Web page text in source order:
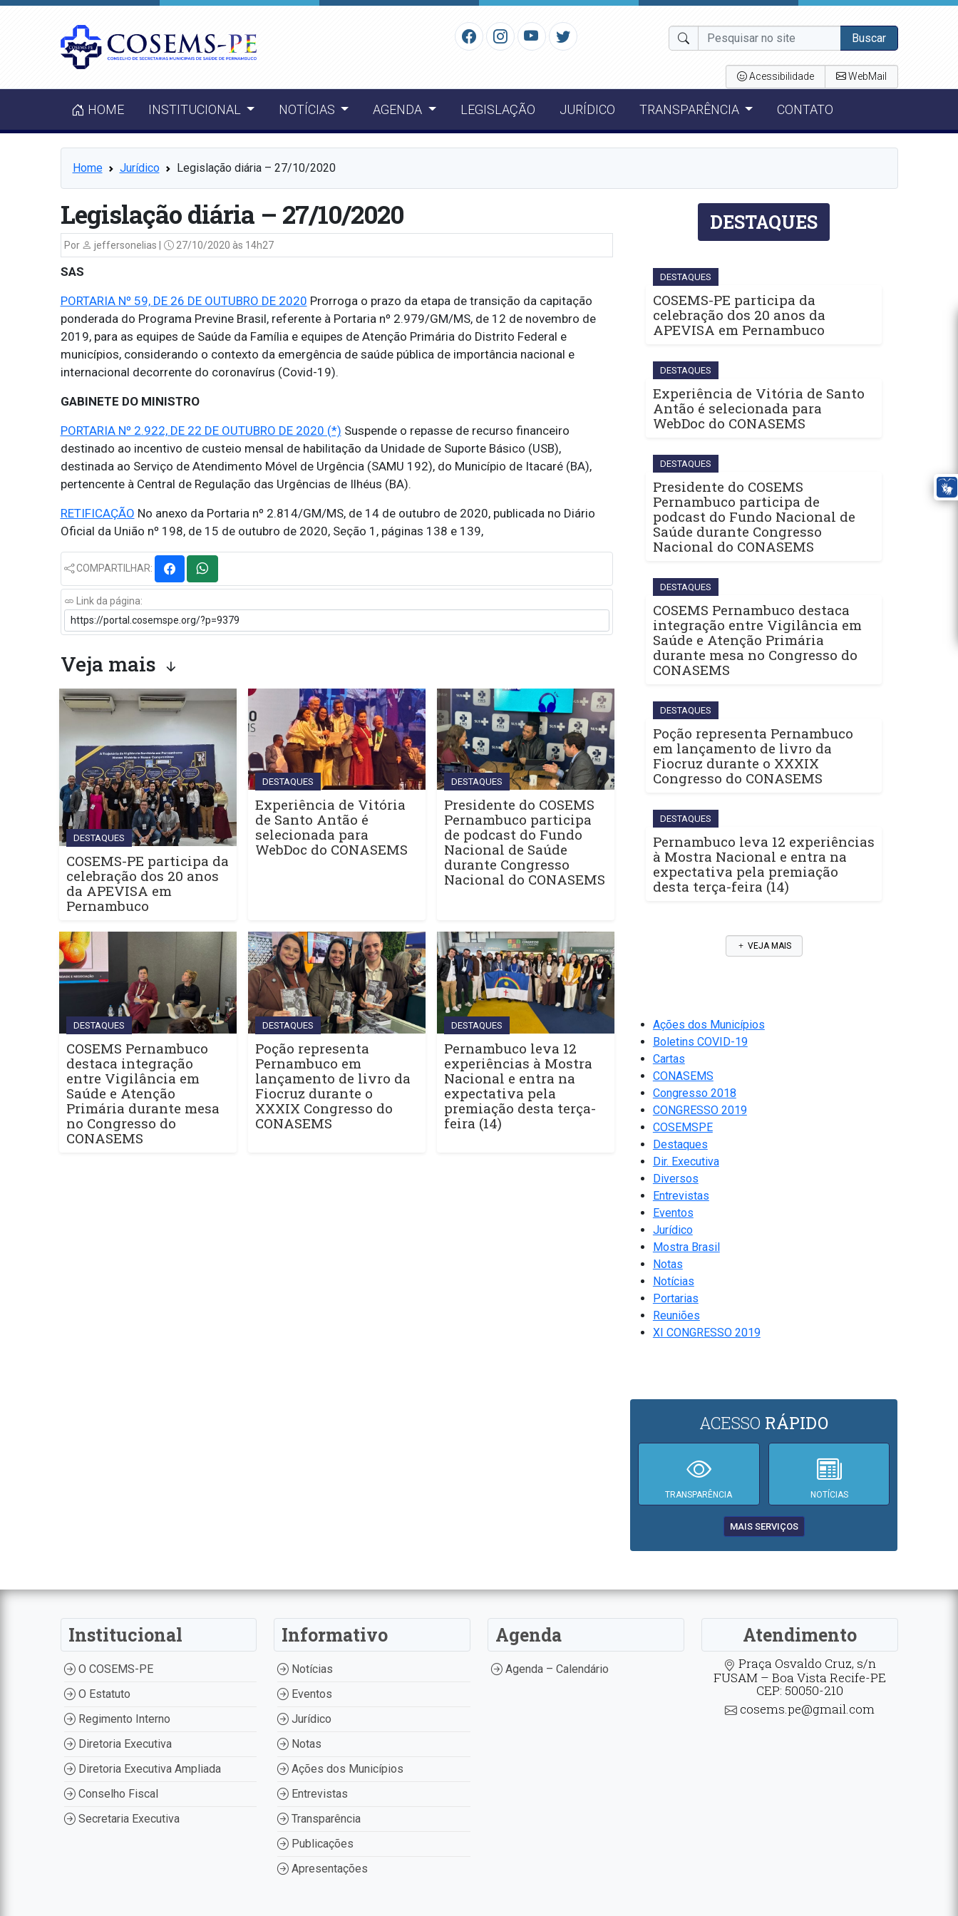
Buscar
Acessibilidade WebMail
HOME INSTITUCIONAL NOTÍCIAS AGENDA LEGISLAÇÃO JURÍDICO TRANSPARÊNCIA CONTATO
Home Jurídico Legislação diária – 27/10/2020
Legislação diária – 27/10/2020
Por jeffersonelias | 27/10/2020 às 14h27
SAS
PORTARIA Nº 59, DE 26 DE OUTUBRO DE 2020 Prorroga o prazo da etapa de transição da capitação
ponderada do Programa Previne Brasil, referente à Portaria nº 2.979/GM/MS, de 12 de novembro de
2019, para as equipes de Saúde da Família e equipes de Atenção Primária do Distrito Federal e
municípios, considerando o contexto da emergência de saúde pública de importância nacional e
internacional decorrente do coronavírus (Covid-19).
GABINETE DO MINISTRO
PORTARIA Nº 2.922, DE 22 DE OUTUBRO DE 2020 (*) Suspende o repasse de recurso financeiro
destinado ao incentivo de custeio mensal de habilitação da Unidade de Suporte Básico (USB),
destinada ao Serviço de Atendimento Móvel de Urgência (SAMU 192), do Município de Itacaré (BA),
pertencente à Central de Regulação das Urgências de Ilhéus (BA).
RETIFICAÇÃO No anexo da Portaria nº 2.814/GM/MS, de 14 de outubro de 2020, publicada no Diário
Oficial da União nº 198, de 15 de outubro de 2020, Seção 1, páginas 138 e 139,
COMPARTILHAR:
Link da página:
Veja mais
DESTAQUES
COSEMS-PE participa da
celebração dos 20 anos
da APEVISA em
Pernambuco
DESTAQUES
Experiência de Vitória
de Santo Antão é
selecionada para
WebDoc do CONASEMS
DESTAQUES
Presidente do COSEMS
Pernambuco participa
de podcast do Fundo
Nacional de Saúde
durante Congresso
Nacional do CONASEMS
DESTAQUES
COSEMS Pernambuco
destaca integração
entre Vigilância em
Saúde e Atenção
Primária durante mesa
no Congresso do
CONASEMS
DESTAQUES
Poção representa
Pernambuco em
lançamento de livro da
Fiocruz durante o
XXXIX Congresso do
CONASEMS
DESTAQUES
Pernambuco leva 12
experiências à Mostra
Nacional e entra na
expectativa pela
premiação desta terça-
feira (14)
DESTAQUES
DESTAQUES
COSEMS-PE participa da
celebração dos 20 anos da
APEVISA em Pernambuco
DESTAQUES
Experiência de Vitória de Santo
Antão é selecionada para
WebDoc do CONASEMS
DESTAQUES
Presidente do COSEMS
Pernambuco participa de
podcast do Fundo Nacional de
Saúde durante Congresso
Nacional do CONASEMS
DESTAQUES
COSEMS Pernambuco destaca
integração entre Vigilância em
Saúde e Atenção Primária
durante mesa no Congresso do
CONASEMS
DESTAQUES
Poção representa Pernambuco
em lançamento de livro da
Fiocruz durante o XXXIX
Congresso do CONASEMS
DESTAQUES
Pernambuco leva 12 experiências
à Mostra Nacional e entra na
expectativa pela premiação
desta terça-feira (14)
VEJA MAIS
Ações dos Municípios
Boletins COVID-19
Cartas
CONASEMS
Congresso 2018
CONGRESSO 2019
COSEMSPE
Destaques
Dir. Executiva
Diversos
Entrevistas
Eventos
Jurídico
Mostra Brasil
Notas
Notícias
Portarias
Reuniões
XI CONGRESSO 2019
ACESSO RÁPIDO
TRANSPARÊNCIA NOTÍCIAS
MAIS SERVIÇOS
Institucional
O COSEMS-PE
O Estatuto
Regimento Interno
Diretoria Executiva
Diretoria Executiva Ampliada
Conselho Fiscal
Secretaria Executiva
Informativo
Notícias
Eventos
Jurídico
Notas
Ações dos Municípios
Entrevistas
Transparência
Publicações
Apresentações
Agenda
Agenda – Calendário
Atendimento
Praça Osvaldo Cruz, s/n
FUSAM – Boa Vista Recife-PE
CEP: 50050-210
cosems.pe@gmail.com